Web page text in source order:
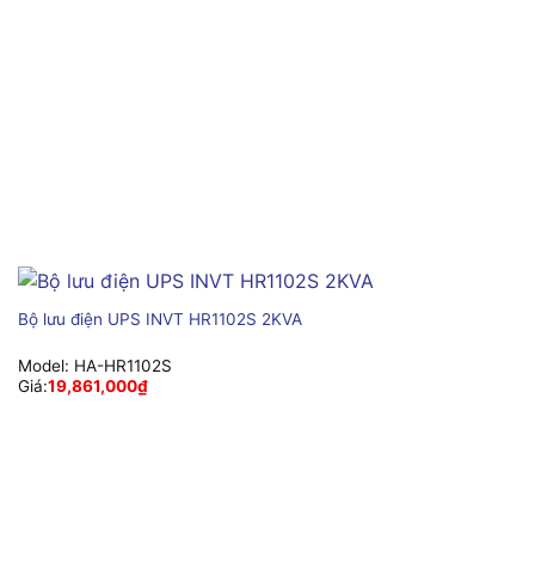
Bộ lưu điện UPS INVT HR1102S 2KVA
Model: HA-HR1102S
Giá:19,861,000₫